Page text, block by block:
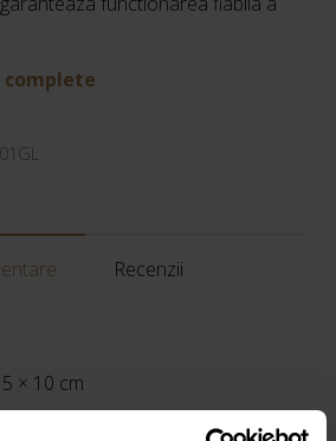
complete
Recenzii
× 10 cm